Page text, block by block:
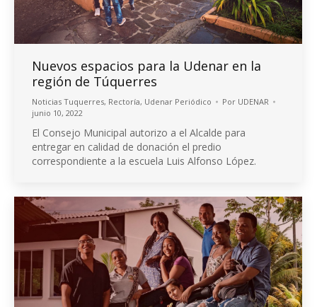
Nuevos espacios para la Udenar en la
región de Túquerres
Noticias Tuquerres, Rectoría, Udenar Periódico Por UDENAR
junio 10, 2022
El Consejo Municipal autorizo a el Alcalde para
entregar en calidad de donación el predio
correspondiente a la escuela Luis Alfonso López.